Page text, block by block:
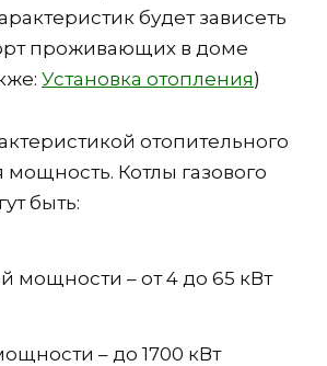
будет зависеть
проживающих в доме
Установка отопления)
отопительного
мощность. Котлы газового
быть:
мощности – от 4 до 65 кВт
– до 1700 кВт